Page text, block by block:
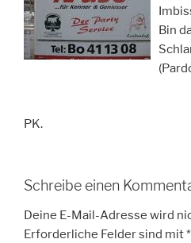
Bin
PK.
Schreibe einen
Deine E-Mail-Adresse wird
Erforderliche Felder sind mit*